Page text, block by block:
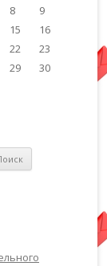
8
9
15
16
22
23
29
30